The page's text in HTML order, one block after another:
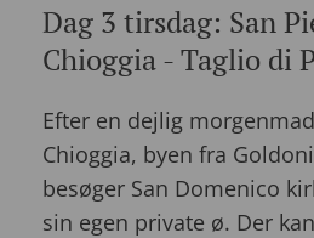
Dag 3 tirsdag: San
Chioggia - Taglio di
Efter en dejlig
Chioggia, byen fra
besøger San Domenico
sin egen private ø. Der